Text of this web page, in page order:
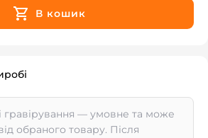
В кошик
гравірування — умовне та може
обраного товару. Після